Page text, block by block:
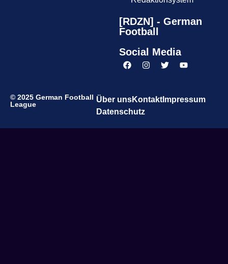
[RDZN] - German
Football
Social Media
© 2025 German Football
League
Über unsKontaktImpressum
Datenschutz